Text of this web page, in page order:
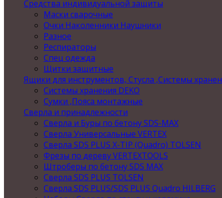
Средства индивидуальной защиты
Маски сварочные
Очки Наколенники Наушники
Разное
Респираторы
Спец одежда
Щитки защитные
Ящики для инструментов, Стусла ,Системы
Системы хранения DEKO
Сумки ,Пояса монтажные
Сверла и принадлежности
Сверла и Буры по бетону SDS-MAX
Сверла Универсальные VERTEX
Сверла SDS PLUS X-TIP (Quadro) TOLSEN
Фрезы по дереву VERTEXTOOLS
Штроберы по бетону SDS MAX
Сверла SDS PLUS TOLSEN
Сверла SDS PLUS/SDS PLUS Quadro HILBERG